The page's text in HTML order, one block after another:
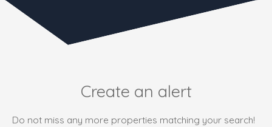
Create an alert
Do not miss any more properties matching your search!